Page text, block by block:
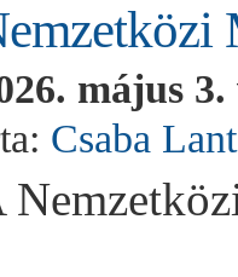
május
Csaba